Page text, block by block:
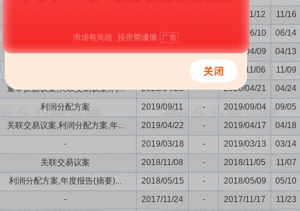
2021/11/12 11/16
购并,利润分配方案,年度报告(... 2021/06/17 2021/06/10 06/14
关联交易议案 2021/04/16 - 2021/04/09 04/13
- 2020/11/06 11/09
董事换届议案,关联交易议案,利... 2020/04/28 - 2020/04/21 04/24
利润分配方案 2019/09/11 - 2019/09/04 09/05
关联交易议案,利润分配方案,年... 2019/04/22 - 2019/04/17 04/18
- 2019/03/18 - 2019/03/13 03/14
关联交易议案 2018/11/08 - 2018/11/05 11/07
利润分配方案,年度报告(摘要)... 2018/05/15 - 2018/05/09 05/10
- 2017/11/24 - 2017/11/17 11/23